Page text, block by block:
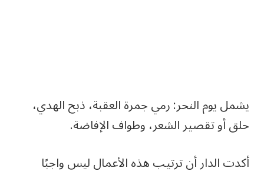
يشمل يوم النحر: رمي جمرة العقبة، ذبح الهدي،
حلق أو تقصير الشعر، وطواف الإفاضة.
أكدت الدار أن ترتيب هذه الأعمال ليس واجبًا